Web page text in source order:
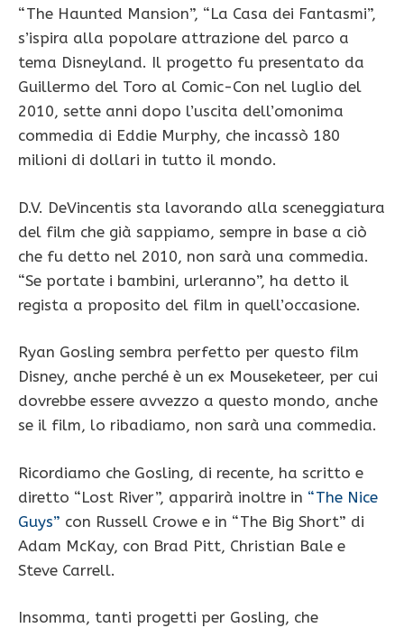
“The Haunted Mansion”, “La Casa dei Fantasmi”,
s’ispira alla popolare attrazione del parco a
tema Disneyland. Il progetto fu presentato da
Guillermo del Toro al Comic-Con nel luglio del
2010, sette anni dopo l’uscita dell’omonima
commedia di Eddie Murphy, che incassò 180
milioni di dollari in tutto il mondo.
D.V. DeVincentis sta lavorando alla sceneggiatura
del film che già sappiamo, sempre in base a ciò
che fu detto nel 2010, non sarà una commedia.
“Se portate i bambini, urleranno”, ha detto il
regista a proposito del film in quell’occasione.
Ryan Gosling sembra perfetto per questo film
Disney, anche perché è un ex Mouseketeer, per cui
dovrebbe essere avvezzo a questo mondo, anche
se il film, lo ribadiamo, non sarà una commedia.
Ricordiamo che Gosling, di recente, ha scritto e
diretto “Lost River”, apparirà inoltre in “The Nice
Guys” con Russell Crowe e in “The Big Short” di
Adam McKay, con Brad Pitt, Christian Bale e
Steve Carrell.
Insomma, tanti progetti per Gosling, che